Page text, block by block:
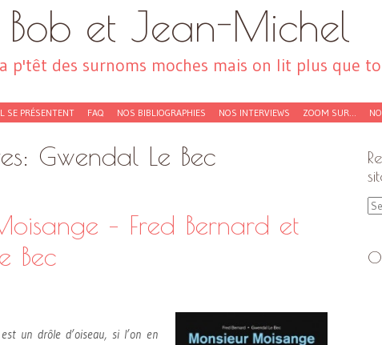
Bob et Jean-Michel
p'têt des surnoms moches mais on lit plus que
SE PRÉSENTENT FAQ NOS BIBLIOGRAPHIES NOS INTERVIEWS ZOOM SUR…
Gwendal Le Bec
– Fred Bernard et
Bec
un drôle d’oiseau, si l’on en